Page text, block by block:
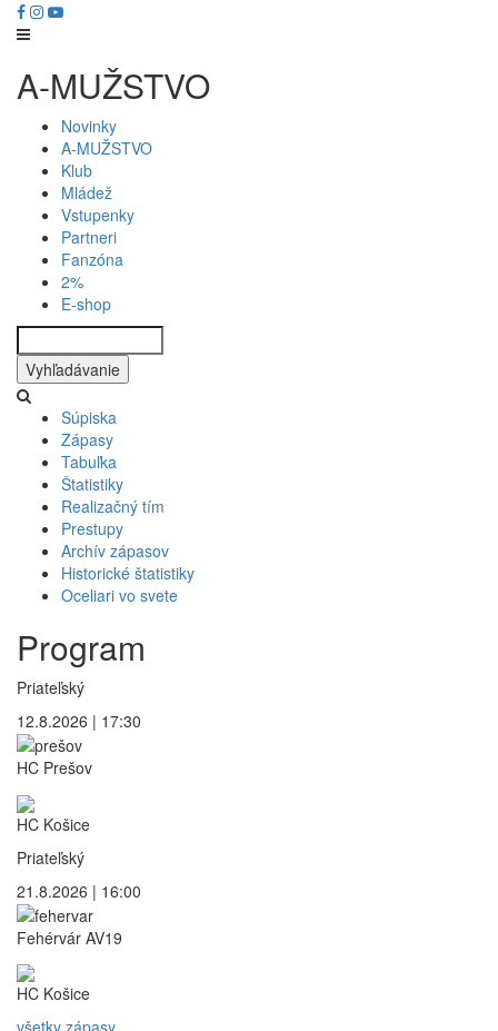
Skočiť
na
obsah
Main
navigation
A-MUŽSTVO
Novinky
A-MUŽSTVO
Klub
Mládež
Vstupenky
Partneri
Fanzóna
2%
E-shop
Súpiska
Zápasy
Tabuľka
Štatistiky
Realizačný tím
Prestupy
Archív zápasov
Historické štatistiky
Oceliari vo svete
Program
Priateľský
12.8.2026 | 17:30
HC Prešov
HC Košice
Priateľský
21.8.2026 | 16:00
Fehérvár AV19
HC Košice